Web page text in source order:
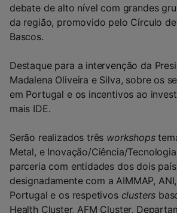
debate de alto nível com grandes
da região, promovido pelo Círculo
Bascos.
Destaque para a intervenção da
Madalena Oliveira e Silva, sobre os
em Portugal e os incentivos ao
mais IDE.
Serão realizados três workshops
Metal, e Inovação/Ciência/
parceria com entidades dos dois
designadamente com a AIMMAP,
Portugal e os respetivos clusters
Health Cluster, AFM Cluster,